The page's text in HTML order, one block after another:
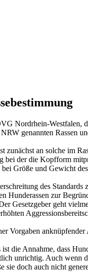
Nordrhein-Westfalen,
genannten Rassen
zunächst an solche im
der die Kopfform
Größe und Gewicht
des Standards
Hunderassen zur
Gesetzgeber geht
Vorgaben
ist die Annahme, dass
unrichtig. Auch wenn
doch auch nicht